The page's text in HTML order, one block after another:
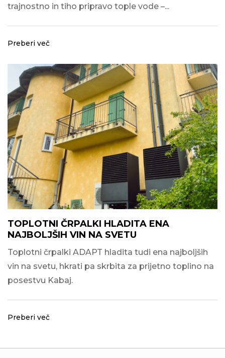
trajnostno in tiho pripravo tople vode –...
Preberi več
TOPLOTNI ČRPALKI HLADITA ENA
NAJBOLJŠIH VIN NA SVETU
Toplotni črpalki ADAPT hladita tudi ena najboljših
vin na svetu, hkrati pa skrbita za prijetno toplino na
posestvu Kabaj.
Preberi več